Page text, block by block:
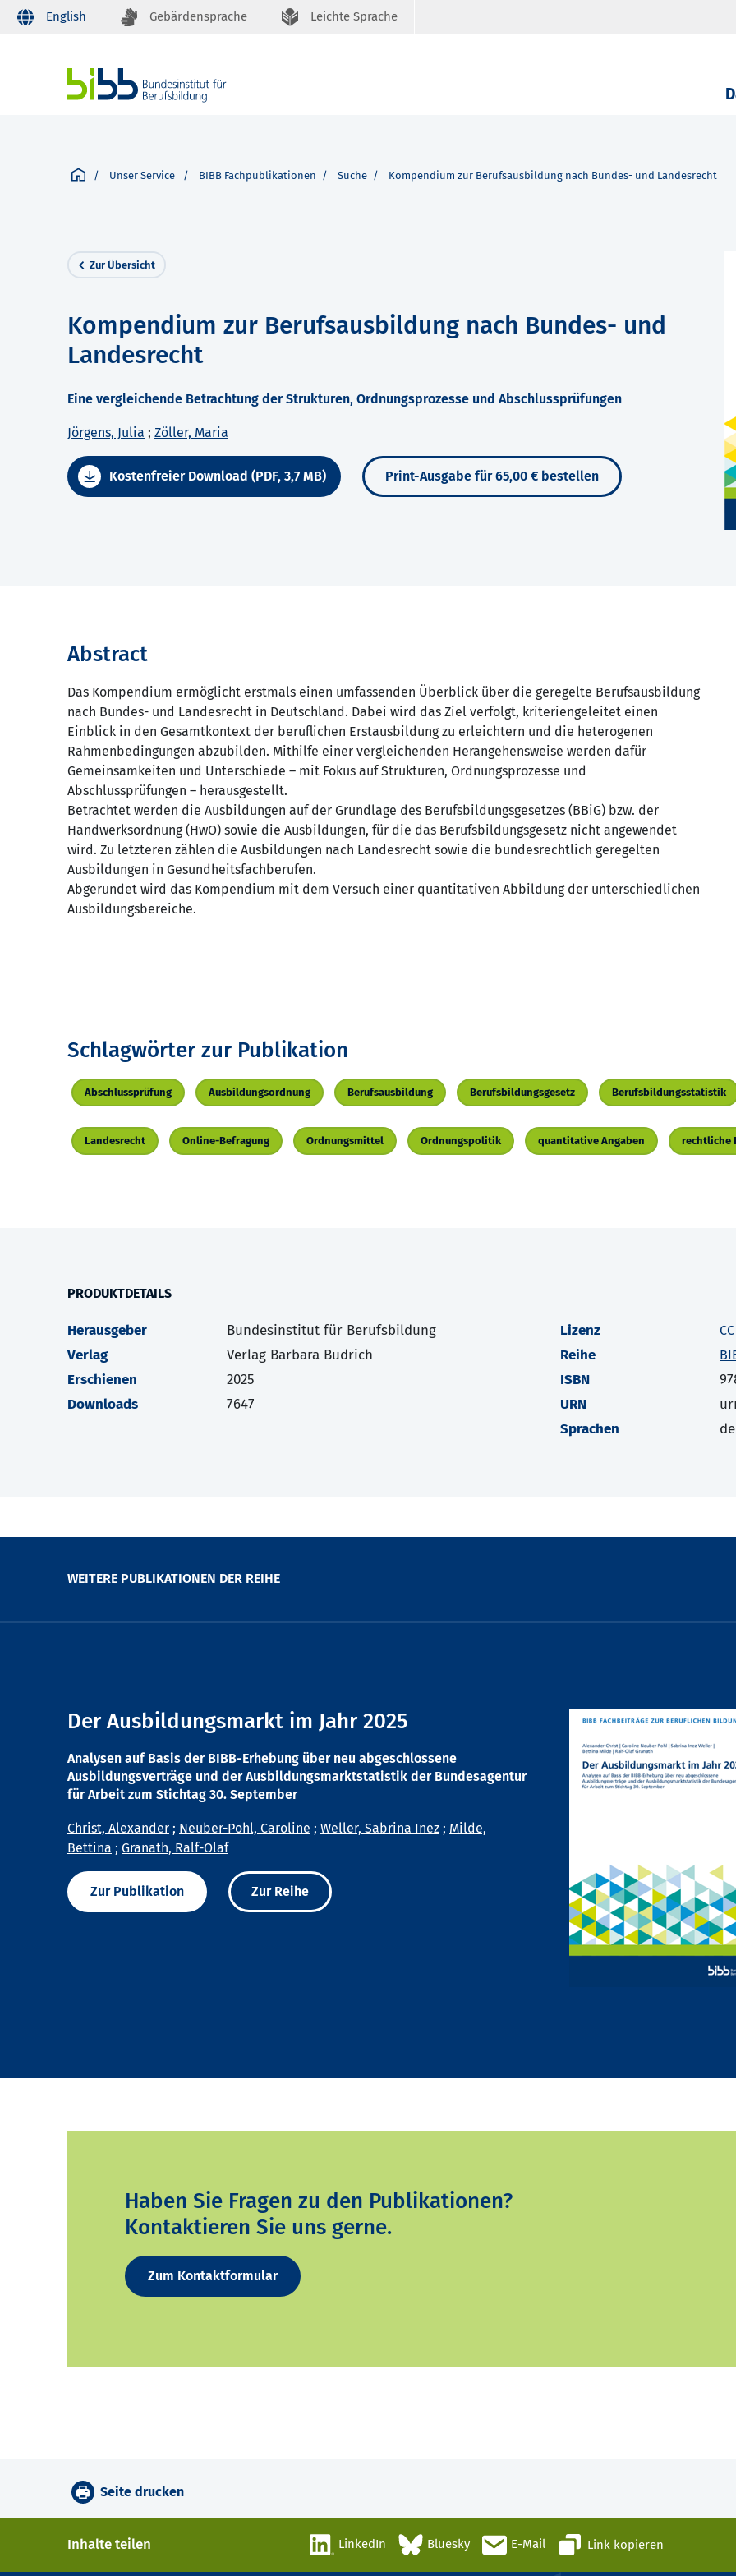
English Gebärdensprache Leichte Sprache
Unser Service BIBB Fachpublikationen Suche Kompendium zur Berufsausbildung nach Bundes- und Landesrecht
Zur Übersicht
Kompendium zur Berufsausbildung nach Bundes- und
Landesrecht
Eine vergleichende Betrachtung der Strukturen, Ordnungsprozesse und Abschlussprüfungen
Jörgens, Julia ; Zöller, Maria
Kostenfreier Download (PDF, 3,7 MB) Print-Ausgabe für 65,00 € bestellen
Abstract
Das Kompendium ermöglicht erstmals einen umfassenden Überblick über die geregelte Berufsausbildung
nach Bundes- und Landesrecht in Deutschland. Dabei wird das Ziel verfolgt, kriteriengeleitet einen
Einblick in den Gesamtkontext der beruflichen Erstausbildung zu erleichtern und die heterogenen
Rahmenbedingungen abzubilden. Mithilfe einer vergleichenden Herangehensweise werden dafür
Gemeinsamkeiten und Unterschiede – mit Fokus auf Strukturen, Ordnungsprozesse und
Abschlussprüfungen – herausgestellt.
Betrachtet werden die Ausbildungen auf der Grundlage des Berufsbildungsgesetzes (BBiG) bzw. der
Handwerksordnung (HwO) sowie die Ausbildungen, für die das Berufsbildungsgesetz nicht angewendet
wird. Zu letzteren zählen die Ausbildungen nach Landesrecht sowie die bundesrechtlich geregelten
Ausbildungen in Gesundheitsfachberufen.
Abgerundet wird das Kompendium mit dem Versuch einer quantitativen Abbildung der unterschiedlichen
Ausbildungsbereiche.
Schlagwörter zur Publikation
Abschlussprüfung Ausbildungsordnung Berufsausbildung Berufsbildungsgesetz Berufsbildungsstatistik
Landesrecht Online-Befragung Ordnungsmittel Ordnungspolitik quantitative Angaben rechtliche
PRODUKTDETAILS
Herausgeber
Bundesinstitut für Berufsbildung
Verlag
Verlag Barbara Budrich
Erschienen
2025
Downloads
7647
Lizenz
Reihe
ISBN
URN
Sprachen
WEITERE PUBLIKATIONEN DER REIHE
Der Ausbildungsmarkt im Jahr 2025
Analysen auf Basis der BIBB-Erhebung über neu abgeschlossene
Ausbildungsverträge und der Ausbildungsmarktstatistik der Bundesagentur
für Arbeit zum Stichtag 30. September
Christ, Alexander ; Neuber-Pohl, Caroline ; Weller, Sabrina Inez ; Milde,
Bettina ; Granath, Ralf-Olaf
Zur Publikation Zur Reihe
Haben Sie Fragen zu den Publikationen?
Kontaktieren Sie uns gerne.
Zum Kontaktformular
Seite drucken
Inhalte teilen LinkedIn Bluesky E-Mail Link kopieren